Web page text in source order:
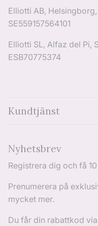
Elliotti AB,
SE559157564101
Elliotti SL, Alfaz del Pi,
ESB70775374
Kundtjänst
Nyhetsbrev
Registrera dig och få
Prenumerera på
mycket mer.
Du får din rabattkod